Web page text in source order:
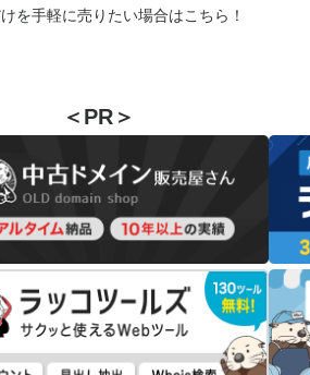
を手軽に売りたい場合はこちら！
＜PR＞